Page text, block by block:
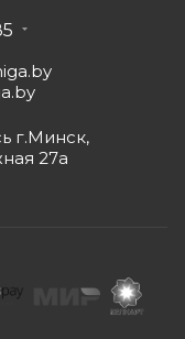
г.Минск,
27а